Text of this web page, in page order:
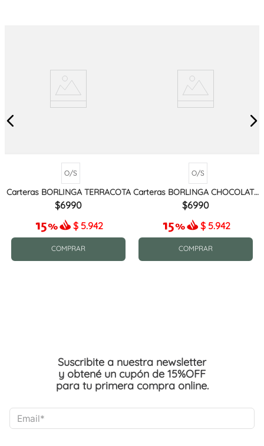
O/S
Carteras BORLINGA TERRACOTA
6990
$ 5.942
COMPRAR
O/S
Carteras BORLINGA CHOCOLATE
MIX
6990
$ 5.942
COMPRAR
Suscribite a nuestra newsletter
y obtené un cupón de 15%OFF
para tu primera compra online.